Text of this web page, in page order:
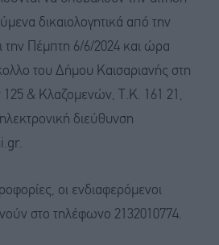
δικαιολογητικά από την
την Πέμπτη 6/6/2024 και ώρα
του Δήμου Καισαριανής στη
& Κλαζομενών, Τ.Κ. 161 21,
διεύθυνση
οι ενδιαφερόμενοι
στο τηλέφωνο 2132010774.